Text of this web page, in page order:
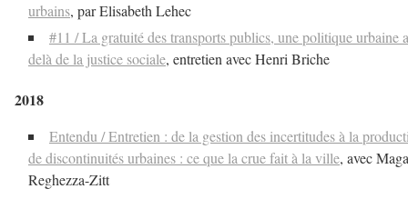
urbains, par Elisabeth Lehec
#11 / La gratuité des transports publics, une politique urbaine
delà de la justice sociale, entretien avec Henri Briche
2018
Entendu / Entretien : de la gestion des incertitudes à la
de discontinuités urbaines : ce que la crue fait à la ville, avec
Reghezza-Zitt